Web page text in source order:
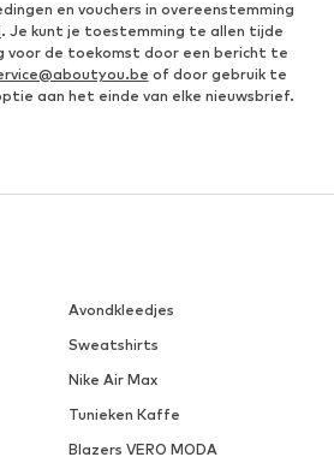
en vouchers in overeenstemming
. Je kunt je toestemming te allen tijde
voor de toekomst door een bericht te
of door gebruik te
aan het einde van elke nieuwsbrief.
Avondkleedjes
Sweatshirts
Nike Air Max
Tunieken Kaffe
Blazers VERO MODA